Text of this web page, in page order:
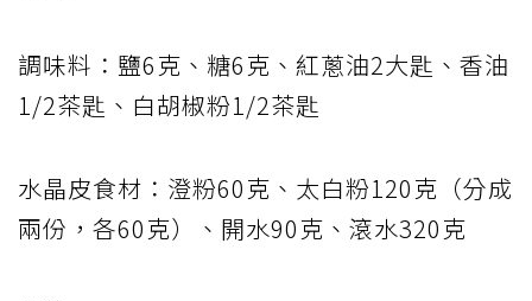
調味料：鹽6克、糖6克、紅蔥油2大匙、香油
1/2茶匙、白胡椒粉1/2茶匙
水晶皮食材：澄粉60克、太白粉120克（分成
兩份，各60克）、開水90克、滾水320克